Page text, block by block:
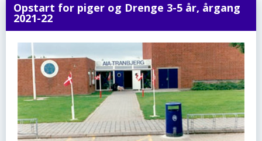
Opstart for piger og Drenge 3-5 år, årgang
2021-22